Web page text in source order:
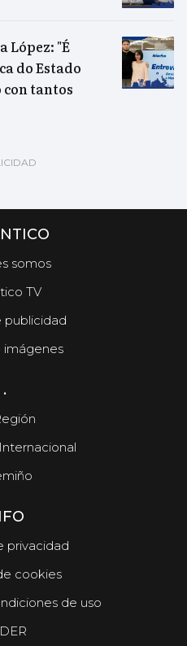
López: "É
do Estado
tantos
somos
TV
publicidad
imágenes
.
privacidad
cookies
de uso